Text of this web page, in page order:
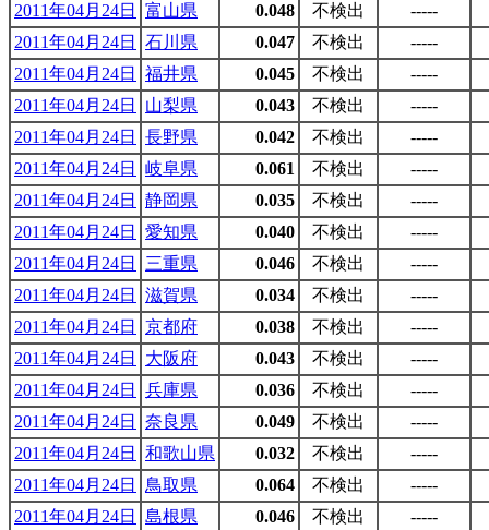
2011年04月24日
富山県 0.048 不検出
-----
2011年04月24日
石川県 0.047 不検出
-----
2011年04月24日
福井県 0.045 不検出
-----
2011年04月24日
山梨県 0.043 不検出
-----
2011年04月24日
長野県 0.042 不検出
-----
2011年04月24日
岐阜県 0.061 不検出
-----
2011年04月24日
静岡県 0.035 不検出
-----
2011年04月24日
愛知県 0.040 不検出
-----
2011年04月24日
三重県 0.046 不検出
-----
2011年04月24日
滋賀県 0.034 不検出
-----
2011年04月24日
京都府 0.038 不検出
-----
2011年04月24日
大阪府 0.043 不検出
-----
2011年04月24日
兵庫県 0.036 不検出
-----
2011年04月24日
奈良県 0.049 不検出
-----
2011年04月24日
和歌山県 0.032 不検出
-----
2011年04月24日
鳥取県 0.064 不検出
-----
2011年04月24日
島根県 0.046 不検出
-----